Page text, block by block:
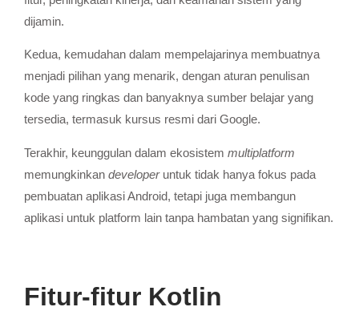
dijamin.
Kedua, kemudahan dalam mempelajarinya membuatnya
menjadi pilihan yang menarik, dengan aturan penulisan
kode yang ringkas dan banyaknya sumber belajar yang
tersedia, termasuk kursus resmi dari Google.
Terakhir, keunggulan dalam ekosistem multiplatform
memungkinkan developeruntuk tidak hanya fokus pada
pembuatan aplikasi Android, tetapi juga membangun
aplikasi untuk platform lain tanpa hambatan yang signifikan.
Fitur-fitur Kotlin